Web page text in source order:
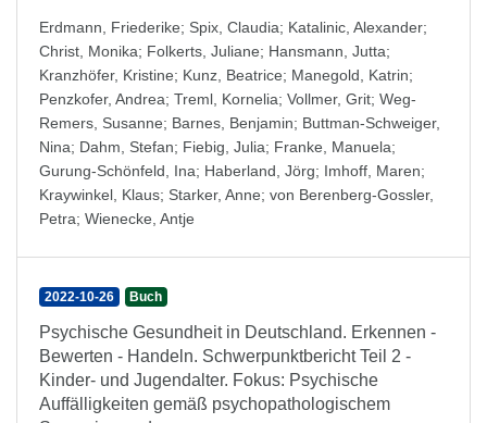
Erdmann, Friederike; Spix, Claudia; Katalinic, Alexander;
Christ, Monika; Folkerts, Juliane; Hansmann, Jutta;
Kranzhöfer, Kristine; Kunz, Beatrice; Manegold, Katrin;
Penzkofer, Andrea; Treml, Kornelia; Vollmer, Grit; Weg-
Remers, Susanne; Barnes, Benjamin; Buttman-Schweiger,
Nina; Dahm, Stefan; Fiebig, Julia; Franke, Manuela;
Gurung-Schönfeld, Ina; Haberland, Jörg; Imhoff, Maren;
Kraywinkel, Klaus; Starker, Anne; von Berenberg-Gossler,
Petra; Wienecke, Antje
2022-10-26 Buch
Psychische Gesundheit in Deutschland. Erkennen -
Bewerten - Handeln. Schwerpunktbericht Teil 2 -
Kinder- und Jugendalter. Fokus: Psychische
Auffälligkeiten gemäß psychopathologischem